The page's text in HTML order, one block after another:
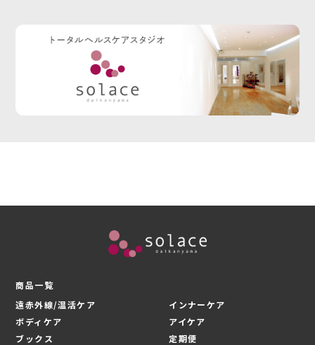
商品一覧
遠赤外線/温活ケア
インナーケア
ボディケア
アイケア
ブックス
定期便